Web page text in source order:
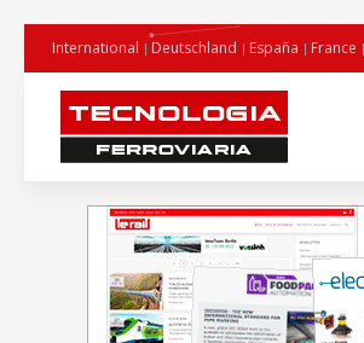
International Deutschland España France